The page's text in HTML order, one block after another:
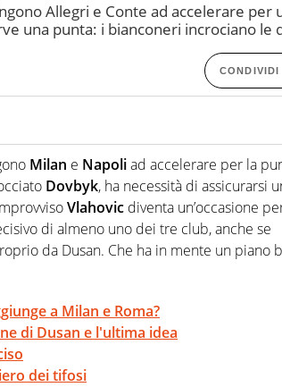
Allegri e Conte ad accelerare per
una punta: i bianconeri incrociano le
CONDIVIDI
per vivere ogni evento in tutte le sue
la sfera di cuoio. Il pallone è una cosa
Milan e Napoliad accelerare per la
Dovbyk, ha necessità di assicurarsi
Vlahovic diventa un’occasione
di almeno uno dei tre club, anche se
da Dusan. Che ha in mente un piano
a Milan e Roma?
di Dusan e l'ultima idea
dei tifosi